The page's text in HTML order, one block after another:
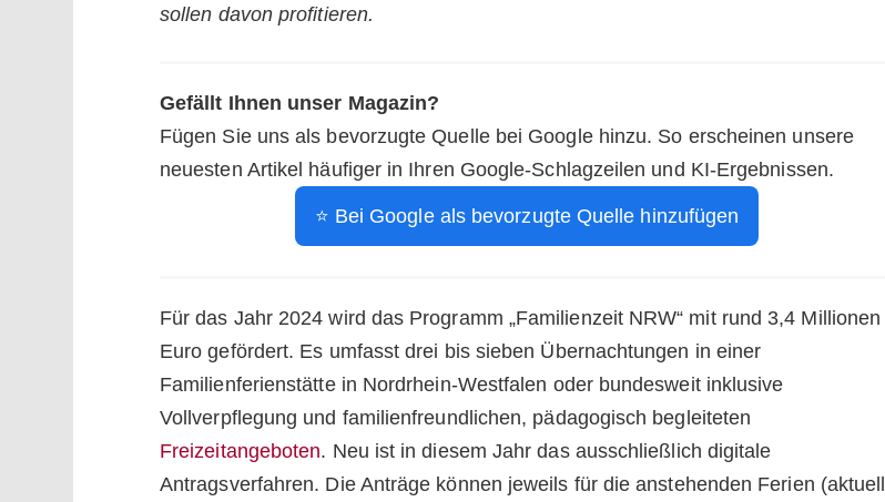
sollen davon profitieren.
Gefällt Ihnen unser Magazin?
Fügen Sie uns als bevorzugte Quelle bei Google hinzu. So erscheinen unsere
neuesten Artikel häufiger in Ihren Google-Schlagzeilen und KI-Ergebnissen.
⭐ Bei Google als bevorzugte Quelle hinzufügen
Für das Jahr 2024 wird das Programm „Familienzeit NRW“ mit rund 3,4 Millionen
Euro gefördert. Es umfasst drei bis sieben Übernachtungen in einer
Familienferienstätte in Nordrhein-Westfalen oder bundesweit inklusive
Vollverpflegung und familienfreundlichen, pädagogisch begleiteten
Freizeitangeboten. Neu ist in diesem Jahr das ausschließlich digitale
Antragsverfahren. Die Anträge können jeweils für die anstehenden Ferien (aktuell